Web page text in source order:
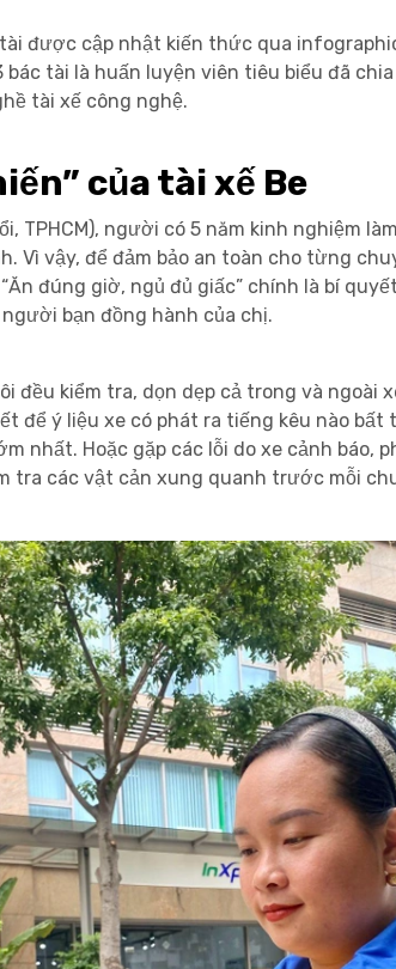
được cập nhật kiến thức qua infographic
tài là huấn luyện viên tiêu biểu đã
tài xế công nghệ.
của tài xế Be
TPHCM), người có 5 năm kinh nghiệm
Vì vậy, để đảm bảo an toàn cho từng
đúng giờ, ngủ đủ giấc” chính là bí
bạn đồng hành của chị.
đều kiểm tra, dọn dẹp cả trong và ngoài
để ý liệu xe có phát ra tiếng kêu nào
nhất. Hoặc gặp các lỗi do xe cảnh báo,
tra các vật cản xung quanh trước mỗi